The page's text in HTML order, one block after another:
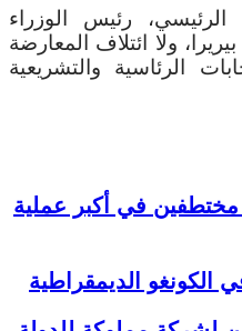
رئيس الوزراء
ولا ائتلاف المعارضة
الرئاسية والتشريعية
القوات النيجيرية تحرر 308 مختطفين في أكبر عملية